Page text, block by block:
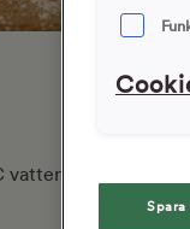
vatten, blanda i
Spara